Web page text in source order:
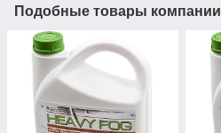
Подобные товары компании